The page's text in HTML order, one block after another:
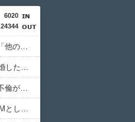
6020
24344
初カノの女とそのまま結婚。自分を愛した女が「他の男に抱かれてた」事実を知った俺、辛すぎる
24歳の嫁に性的な魅力を感じなくなったので離婚したい件
最近、友人から距離を取られてる理由が判明。不倫がバレてた。
旦那の不倫が発覚したが旦那は再構築希望。ATMとして優秀だが私は絶対に離婚したい